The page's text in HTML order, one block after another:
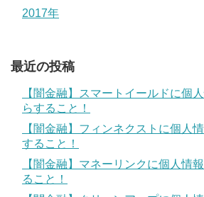
2017年
最近の投稿
【闇金融】スマートイールドに個
らすること！
【闇金融】フィンネクストに個人
すること！
【闇金融】マネーリンクに個人情
ること！